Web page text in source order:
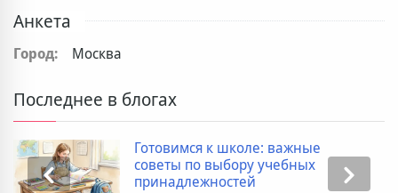
Анкета
Город: Москва
Последнее в блогах
Готовимся к школе: важные
советы по выбору учебных
принадлежностей